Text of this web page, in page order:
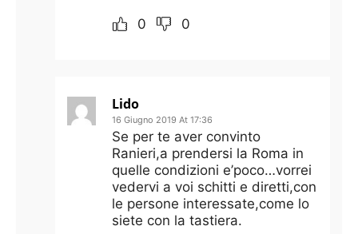
0 0
Lido
16 Giugno 2019 At 17:36
Se per te aver convinto
Ranieri,a prendersi la Roma in
quelle condizioni e’poco…vorrei
vedervi a voi schitti e diretti,con
le persone interessate,come lo
siete con la tastiera.